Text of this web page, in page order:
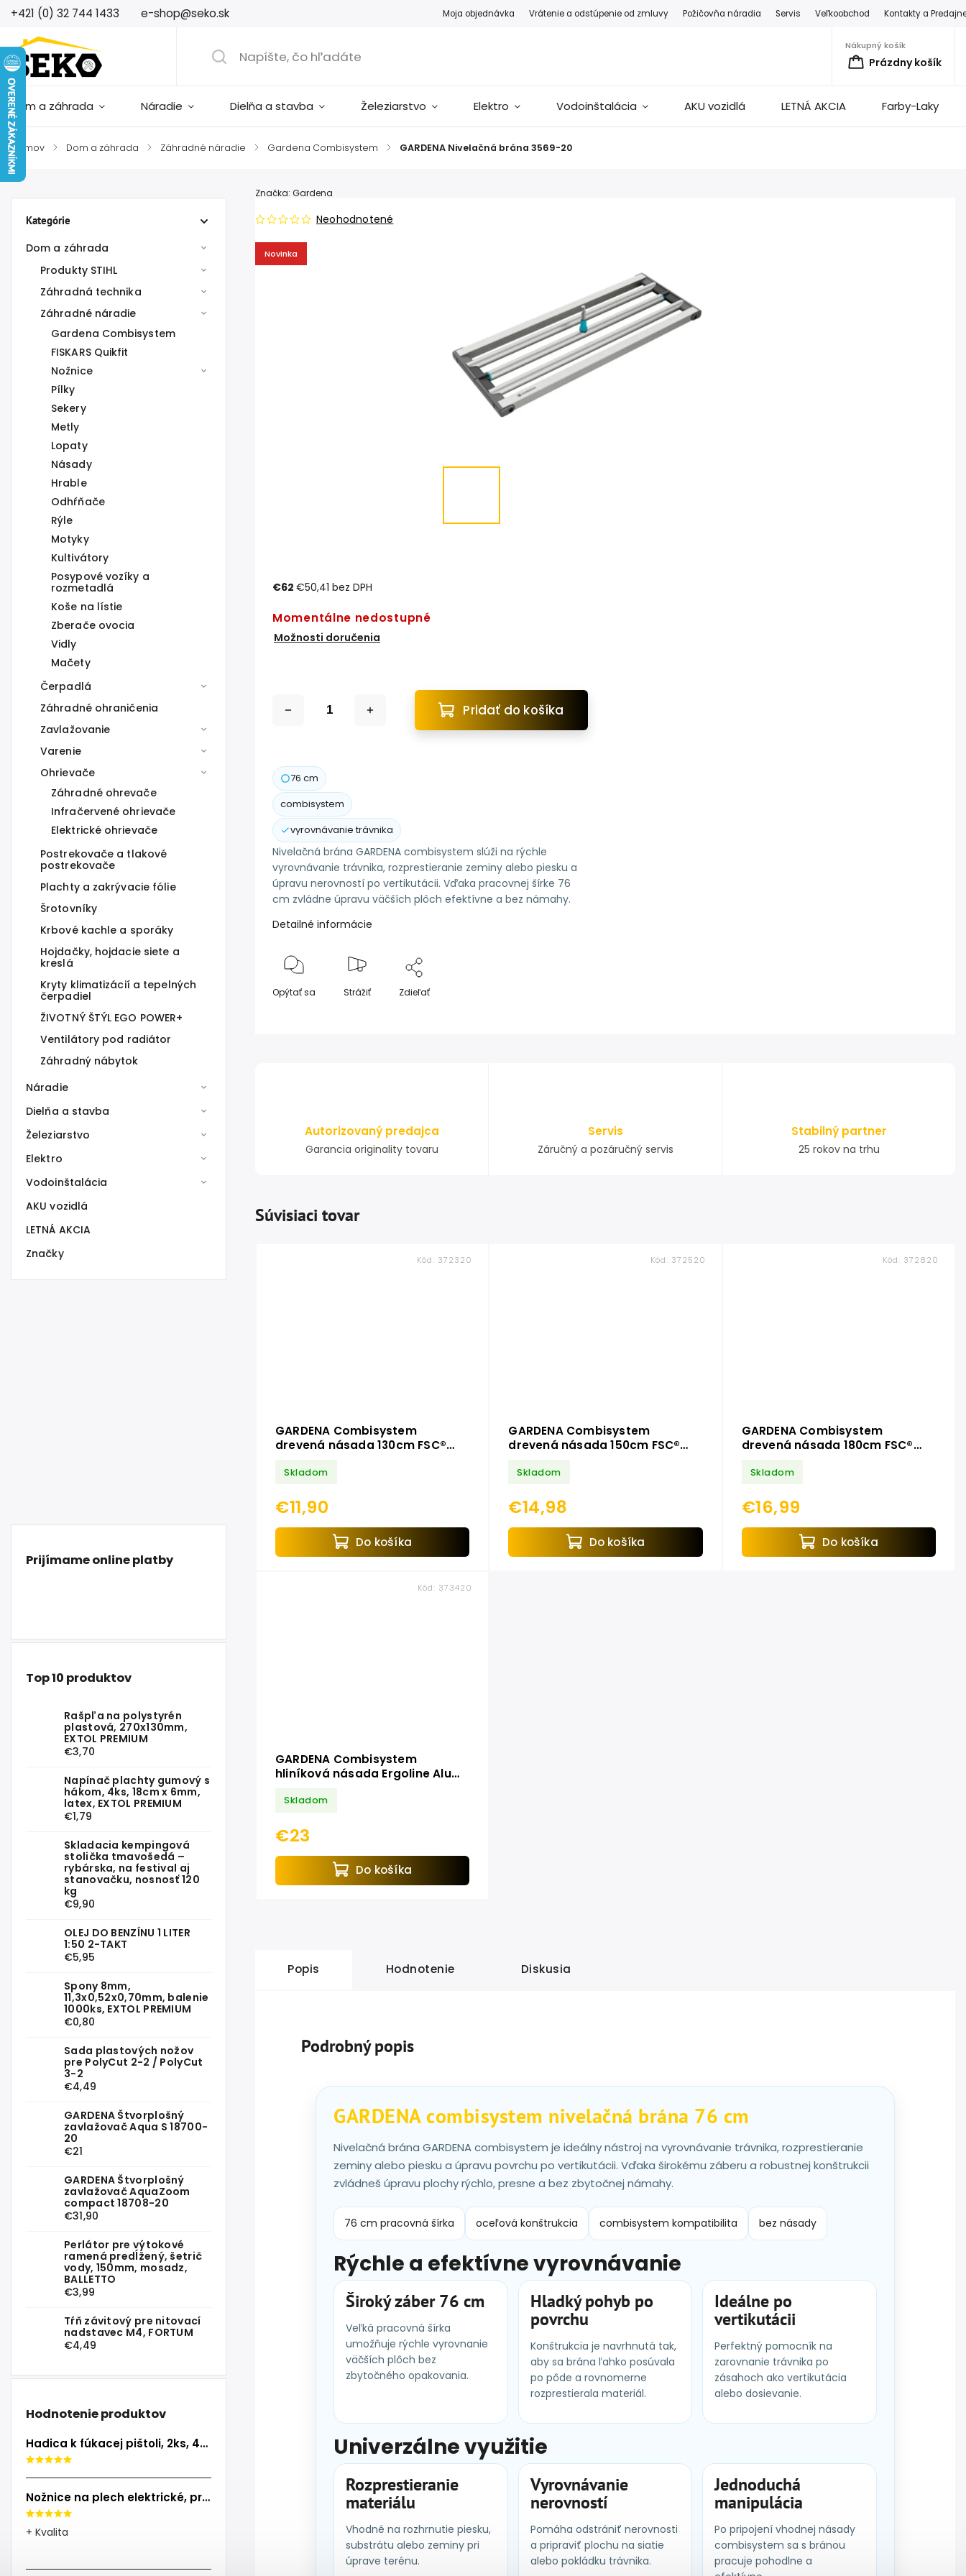
+421 (0) 32 744 1433 e-shop@seko.sk Moja objednávka Vrátenie a odstúpenie od zmluvy Požičovňa náradia Servis Veľkoobchod Kontakty a
Nákupný košík
Prázdny košík
Dom a záhrada Náradie Dielňa a stavba Železiarstvo Elektro Vodoinštalácia AKU vozidlá LETNÁ AKCIA Farby-Laky
Domov / Dom a záhrada / Záhradné náradie / Gardena Combisystem / GARDENA Nivelačná brána 3569-20
Kategórie
Dom a záhrada
Produkty STIHL
Záhradná technika
Záhradné náradie
Gardena Combisystem
FISKARS Quikfit
Nožnice
Pílky
Sekery
Metly
Lopaty
Násady
Hrable
Odhŕňače
Rýle
Motyky
Kultivátory
Posypové vozíky a
rozmetadlá
Koše na lístie
Zberače ovocia
Vidly
Mačety
Čerpadlá
Záhradné ohraničenia
Zavlažovanie
Varenie
Ohrievače
Záhradné ohrevače
Infračervené ohrievače
Elektrické ohrievače
Postrekovače a tlakové
postrekovače
Plachty a zakrývacie fólie
Šrotovníky
Krbové kachle a sporáky
Hojdačky, hojdacie siete a
kreslá
Kryty klimatizácií a tepelných
čerpadiel
ŽIVOTNÝ ŠTÝL EGO POWER+
Ventilátory pod radiátor
Záhradný nábytok
Náradie
Dielňa a stavba
Železiarstvo
Elektro
Vodoinštalácia
AKU vozidlá
LETNÁ AKCIA
Značky
Prijímame online platby
Top 10 produktov
Rašpľa na polystyrén
plastová, 270x130mm,
EXTOL PREMIUM
€3,70
Napínač plachty gumový s
hákom, 4ks, 18cm x 6mm,
latex, EXTOL PREMIUM
€1,79
Skladacia kempingová
stolička tmavošedá –
rybárska, na festival aj
stanovačku, nosnosť 120
kg
€9,90
OLEJ DO BENZÍNU 1 LITER
1:50 2-TAKT
€5,95
Spony 8mm,
11,3x0,52x0,70mm, balenie
1000ks, EXTOL PREMIUM
€0,80
Sada plastových nožov
pre PolyCut 2-2 / PolyCut
3-2
€4,49
GARDENA Štvorplošný
zavlažovač Aqua S 18700-
20
€21
GARDENA Štvorplošný
zavlažovač AquaZoom
compact 18708-20
€31,90
Perlátor pre výtokové
ramená predĺžený, šetrič
vody, 150mm, mosadz,
BALLETTO
€3,99
Tŕň závitový pre nitovací
nadstavec M4, FORTUM
€4,49
Hodnotenie produktov
Hadica k fúkacej pištoli, 2ks, 40cm, EXTOL PREMIUM
Nožnice na plech elektrické, príkon 500W, EXTOL INDUSTRIAL
+ Kvalita
Novinka
Neohodnotené
Značka: Gardena
€62 €50,41 bez DPH
Momentálne nedostupné
Možnosti doručenia
Pridať do košíka
76 cm
combisystem
vyrovnávanie trávnika
Nivelačná brána GARDENA combisystem slúži na rýchle
vyrovnávanie trávnika, rozprestieranie zeminy alebo piesku a
úpravu nerovností po vertikutácii. Vďaka pracovnej šírke 76
cm zvládne úpravu väčších plôch efektívne a bez námahy.
Detailné informácie
Opýtať sa Strážiť Zdieľať
Autorizovaný predajca
Garancia originality tovaru
Servis
Záručný a pozáručný servis
Stabilný partner
25 rokov na trhu
Súvisiaci tovar
GARDENA Combisystem
drevená násada 130cm FSC®
Skladom
€11,90
Do košíka
Kód: 372320
GARDENA Combisystem
drevená násada 150cm FSC®
Skladom
€14,98
Do košíka
Kód: 372520
GARDENA Combisystem
drevená násada 180cm FSC®
Skladom
€16,99
Do košíka
Kód: 372820
GARDENA Combisystem
hliníková násada Ergoline Alu
Skladom
€23
Do košíka
Kód: 373420
Popis Hodnotenie Diskusia
Podrobný popis
GARDENA combisystem nivelačná brána 76 cm
Nivelačná brána GARDENA combisystem je ideálny nástroj na vyrovnávanie trávnika, rozprestieranie
zeminy alebo piesku a úpravu povrchu po vertikutácii. Vďaka širokému záberu a robustnej konštrukcii
zvládneš úpravu plochy rýchlo, presne a bez zbytočnej námahy.
76 cm pracovná šírka oceľová konštrukcia combisystem kompatibilita bez násady
Rýchle a efektívne vyrovnávanie
Široký záber 76 cm
Veľká pracovná šírka
umožňuje rýchle vyrovnanie
väčších plôch bez
zbytočného opakovania.
Hladký pohyb po
povrchu
Konštrukcia je navrhnutá tak,
aby sa brána ľahko posúvala
po pôde a rovnomerne
rozprestierala materiál.
Ideálne po
vertikutácii
Perfektný pomocník na
zarovnanie trávnika po
zásahoch ako vertikutácia
alebo dosievanie.
Univerzálne využitie
Rozprestieranie
materiálu
Vhodné na rozhrnutie piesku,
substrátu alebo zeminy pri
úprave terénu.
Vyrovnávanie
nerovností
Pomáha odstrániť nerovnosti
a pripraviť plochu na siatie
alebo pokládku trávnika.
Jednoduchá
manipulácia
Po pripojení vhodnej násady
combisystem sa s bránou
pracuje pohodlne a